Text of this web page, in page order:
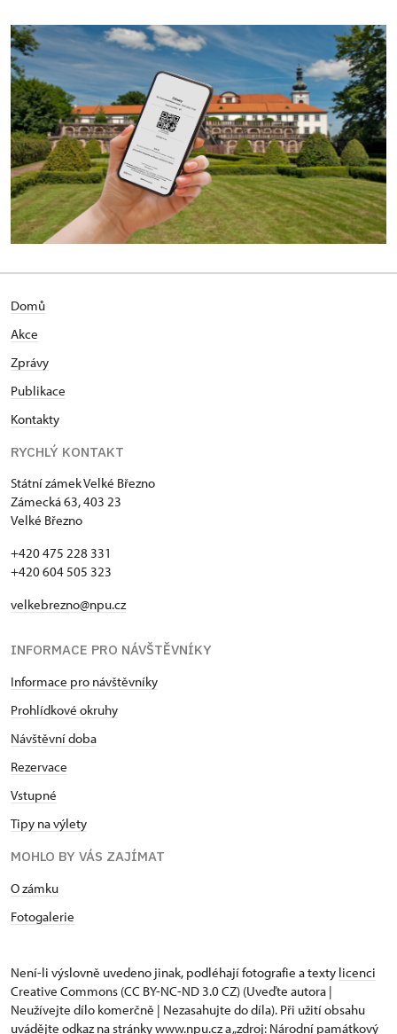
Domů
Akce
Zprávy
Publikace
Kontakty
RYCHLÝ KONTAKT
Státní zámek Velké Březno
Zámecká 63, 403 23
Velké Březno
+420 475 228 331
+420 604 505 323
velkebrezno@npu.cz
INFORMACE PRO NÁVŠTĚVNÍKY
Informace pro návštěvníky
Prohlídkové okruhy
Návštěvní doba
Rezervace
Vstupné
Tipy na výlety
MOHLO BY VÁS ZAJÍMAT
O zámku
Fotogalerie
Není-li výslovně uvedeno jinak, podléhají fotografie a texty licenci
Creative Commons (CC BY-NC-ND 3.0 CZ) (Uveďte autora |
Neužívejte dílo komerčně | Nezasahujte do díla). Při užití obsahu
uvádějte odkaz na stránky www.npu.cz a „zdroj: Národní památkový